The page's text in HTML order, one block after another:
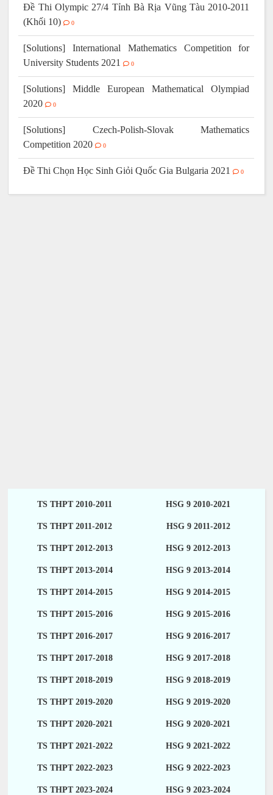
Đề Thi Olympic 27/4 Tỉnh Bà Rịa Vũng Tàu 2010-2011
(Khối 10)
0
[Solutions] International Mathematics Competition for
University Students 2021
0
[Solutions] Middle European Mathematical Olympiad
2020
0
[Solutions] Czech-Polish-Slovak Mathematics
Competition 2020
0
Đề Thi Chọn Học Sinh Giỏi Quốc Gia Bulgaria 2021 0
TS THPT 2010-2011 HSG 9 2010-2021
TS THPT 2011-2012 HSG 9 2011-2012
TS THPT 2012-2013 HSG 9 2012-2013
TS THPT 2013-2014 HSG 9 2013-2014
TS THPT 2014-2015 HSG 9 2014-2015
TS THPT 2015-2016 HSG 9 2015-2016
TS THPT 2016-2017 HSG 9 2016-2017
TS THPT 2017-2018 HSG 9 2017-2018
TS THPT 2018-2019 HSG 9 2018-2019
TS THPT 2019-2020 HSG 9 2019-2020
TS THPT 2020-2021 HSG 9 2020-2021
TS THPT 2021-2022 HSG 9 2021-2022
TS THPT 2022-2023 HSG 9 2022-2023
TS THPT 2023-2024 HSG 9 2023-2024